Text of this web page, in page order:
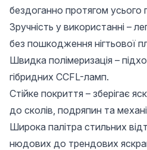
бездоганно протягом усього
Зручність у використанні –
без пошкодження нігтьової
Швидка полімеризація –
гібридних CCFL-ламп.
Стійке покриття – зберігає
до сколів, подряпин та
Широка палітра стильних
нюдових до трендових